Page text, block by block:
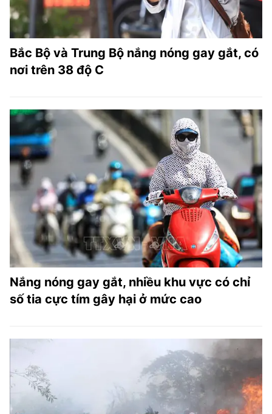
Bắc Bộ và Trung Bộ nắng nóng gay gắt, có
nơi trên 38 độ C
Nắng nóng gay gắt, nhiều khu vực có chỉ
số tia cực tím gây hại ở mức cao